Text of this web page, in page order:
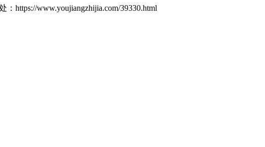
：https://www.youjiangzhijia.com/39330.html